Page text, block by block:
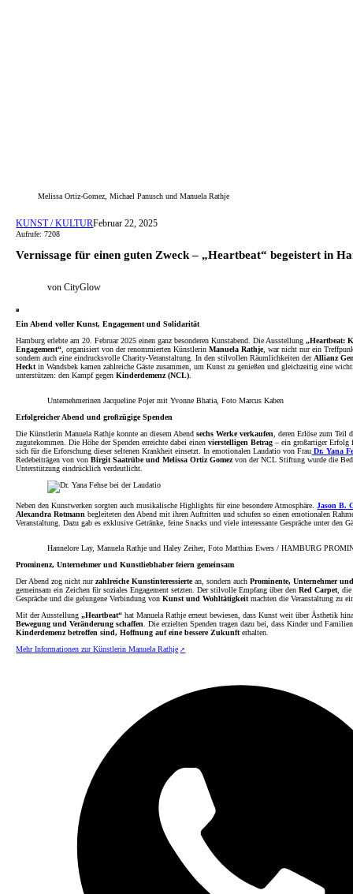
Melissa Ortiz-Gomez, Michael Panusch und Manuela Rathje
KUNST / KULTURFebruar 22, 2025
Aufrufe: 7208
Vernissage für einen guten Zweck – „Heartbeat“ begeistert in
von CityGlow
Ein Abend voller Kunst, Engagement und Solidarität
Hamburg erlebte am 20. Februar 2025 einen ganz besonderen Kunstabend. Die Ausstellung„Heartbeat:
Engagement“, organisiert von der renommierten KünstlerinManuela Rathje, war nicht nur ein
sondern auch eine eindrucksvolle Charity-Veranstaltung. In den stilvollen Räumlichkeiten derAllianz
Hecktin Wandsbek kamen zahlreiche Gäste zusammen, um Kunst zu genießen und gleichzeitig eine
unterstützen: den Kampf gegenKinderdemenz (NCL).
Unternehmerinen Jacqueline Pojer mit Yvonne Bhatia, Foto Marcus Kaben
Erfolgreicher Abend und großzügige Spenden
Die Künstlerin Manuela Rathje konnte an diesem Abendsechs Werke verkaufen, deren Erlöse zum Teil
zugutekommen. Die Höhe der Spenden erreichte dabei einenvierstelligen Betrag – ein großartiger
sich für die Erforschung dieser seltenen Krankheit einsetzt. In emotionalen Laudatio von Frau Dr. Yana
Redebeiträgen von vonBirgit Saatrübe und Melissa Ortiz Gomezvon der NCL Stiftung wurde die
Unterstützung eindrücklich verdeutlicht.
Neben den Kunstwerken sorgten auch musikalische Highlights für eine besondere Atmosphäre.Jason B.
Alexandra Rotmann begleiteten den Abend mit ihren Auftritten und schufen so einen emotionalen
Veranstaltung. Dazu gab es exklusive Getränke, feine Snacks und viele interessante Gespräche unter den
Hannelore Lay, Manuela Rathje und Haley Zeiher, Foto Matthias Ewers / HAMBURG
Prominenz, Unternehmer und Kunstliebhaber feiern gemeinsam
Der Abend zog nicht nurzahlreiche Kunstinteressiertean, sondern auchProminente, Unternehmer
gemeinsam ein Zeichen für soziales Engagement setzten. Der stilvolle Empfang über denRed Carpet, die
Gespräche und die gelungene Verbindung vonKunst und Wohltätigkeitmachten die Veranstaltung zu
Mit der Ausstellung„Heartbeat“ hat Manuela Rathje erneut bewiesen, dass Kunst weit über Ästhetik
Bewegung und Veränderung schaffen. Die erzielten Spenden tragen dazu bei, dass Kinder und
Kinderdemenz betroffen sind, Hoffnung auf eine bessere Zukunfterhalten.
Mehr Informationen zur Künstlerin Manuela Rathje